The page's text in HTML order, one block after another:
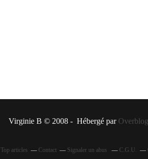
Virginie B © 2008 - Hébergé par Overblog
Top articles Contact Signaler un abus C.G.U.